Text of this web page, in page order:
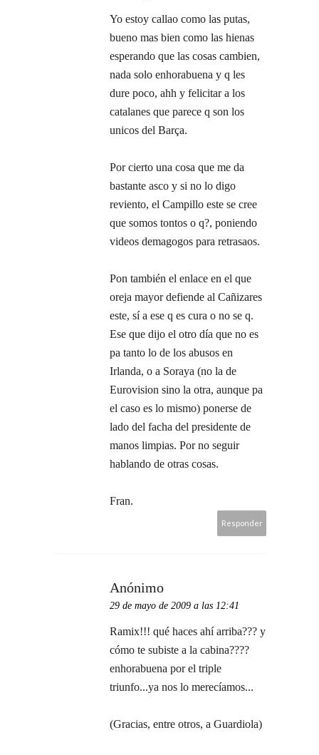
Yo estoy callao como las putas,
bueno mas bien como las hienas
esperando que las cosas cambien,
nada solo enhorabuena y q les
dure poco, ahh y felicitar a los
catalanes que parece q son los
unicos del Barça.
Por cierto una cosa que me da
bastante asco y si no lo digo
reviento, el Campillo este se cree
que somos tontos o q?, poniendo
videos demagogos para retrasaos.
Pon también el enlace en el que
oreja mayor defiende al Cañizares
este, sí a ese q es cura o no se q.
Ese que dijo el otro día que no es
pa tanto lo de los abusos en
Irlanda, o a Soraya (no la de
Eurovision sino la otra, aunque pa
el caso es lo mismo) ponerse de
lado del facha del presidente de
manos limpias. Por no seguir
hablando de otras cosas.
Fran.
Responder
Anónimo
29 de mayo de 2009 a las 12:41
Ramix!!! qué haces ahí arriba??? y
cómo te subiste a la cabina????
enhorabuena por el triple
triunfo...ya nos lo merecíamos...
(Gracias, entre otros, a Guardiola)